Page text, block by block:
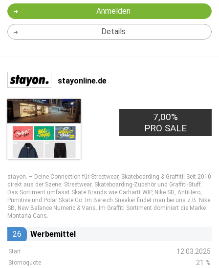
Anmelden
Details
stayonline.de
7,00%
PRO SALE
stayon. – Deine Connection für Streetwear, Skateboarding & Graffiti! Seit 2010
direkt aus der Szene: Streetwear, Skateboarding-Zubehör und Graffiti-Stuff.
Das Sortiment umfasst Skate Brands wie Carhartt WIP, Nike SB, AntiHero,
Primitive und Polar Skate Co. Im Bereich Sneaker findet man bei uns z.B. Nike
SB, New Balance Numeric & Vans. Im Graffiti Sortiment dominiert die Marke
Montana Cans.
26 Werbemittel
Start 12.03.2025
Stornoquote 21 %